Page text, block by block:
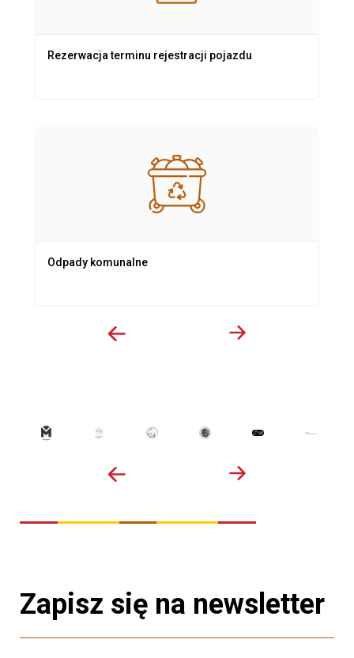
Rezerwacja terminu rejestracji pojazdu
Odpady komunalne
Zapisz się na newsletter